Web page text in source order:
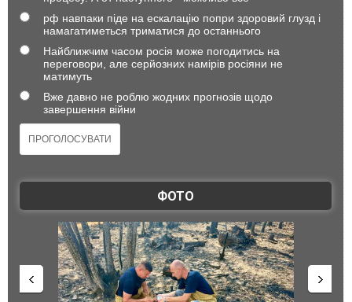
рф навпаки піде на ескалацію попри здоровий глузд і
намагатиметься триматися до останнього
Найближчим часом росія може погодитись на
переговори, але серйозних намірів росіяни не
матимуть
Вже давно не роблю жодних прогнозів щодо
завершення війни
ФОТО